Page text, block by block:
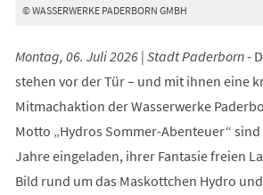
© WASSERWERKE PADERBORN GMBH
Montag, 06. Juli 2026 | Stadt Paderborn -
stehen vor der Tür – und mit ihnen eine
Mitmachaktion der Wasserwerke
Motto „Hydros Sommer-Abenteuer“
Jahre eingeladen, ihrer Fantasie freien
Bild rund um das Maskottchen Hydro